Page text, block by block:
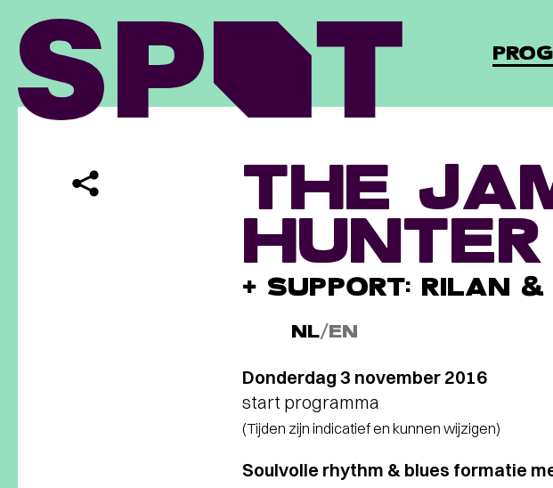
THE
+ SUPPORT: RILAN
NL/EN
Donderdag 3 november 2016
start programma
(Tijden zijn indicatief en kunnen wijzigen)
Soulvolle rhythm & blues formatie